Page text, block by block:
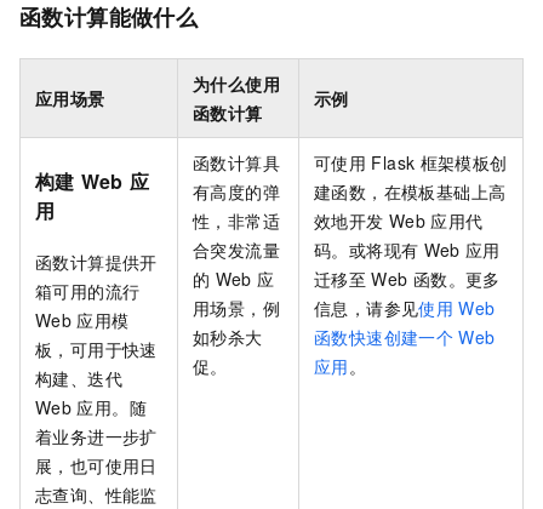
函数计算能做什么
应用场景
为什么使用
函数计算
示例
构建 Web 应
用
函数计算提供开
箱可用的流行
Web 应用模
板，可用于快速
构建、迭代
Web 应用。随
着业务进一步扩
展，也可使用日
志查询、性能监
函数计算具
有高度的弹
性，非常适
合突发流量
的 Web 应
用场景，例
如秒杀大
促。
可使用 Flask 框架模板创
建函数，在模板基础上高
效地开发 Web 应用代
码。或将现有 Web 应用
迁移至 Web 函数。更多
信息，请参见使用 Web
函数快速创建一个 Web
应用。